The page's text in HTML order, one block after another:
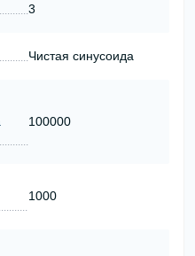
3
Чистая синусоида
100000
1000